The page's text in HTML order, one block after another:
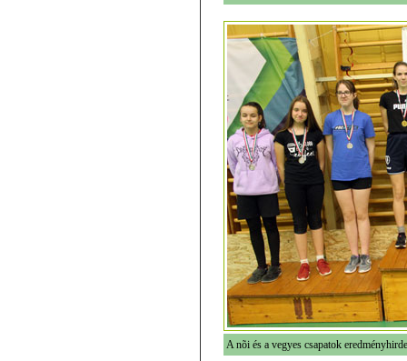
A nõi és a vegyes csapatok